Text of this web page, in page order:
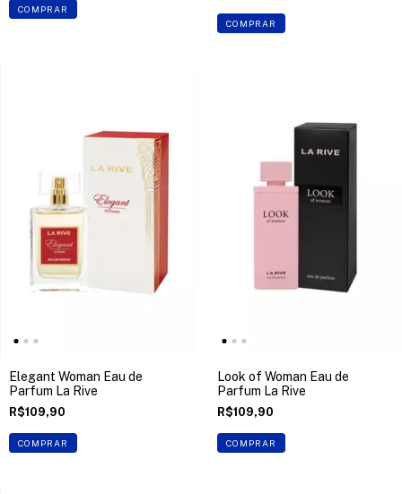
COMPRAR
COMPRAR
Elegant Woman Eau de
Parfum La Rive
R$109,90
COMPRAR
Look of Woman Eau de
Parfum La Rive
R$109,90
COMPRAR